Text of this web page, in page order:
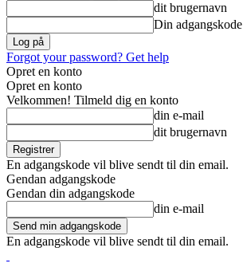
dit brugernavn
Din adgangskode
Forgot your password? Get help
Opret en konto
Opret en konto
Velkommen! Tilmeld dig en konto
din e-mail
dit brugernavn
En adgangskode vil blive sendt til din email.
Gendan adgangskode
Gendan din adgangskode
din e-mail
En adgangskode vil blive sendt til din email.